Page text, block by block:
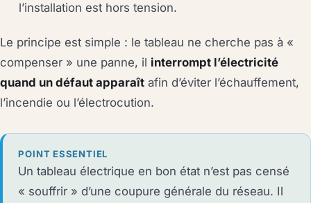
l’installation est hors tension.
Le principe est simple : le tableau ne cherche pas à «
compenser » une panne, il interrompt l’électricité
quand un défaut apparaît afin d’éviter l’échauffement,
l’incendie ou l’électrocution.
POINT ESSENTIEL
Un tableau électrique en bon état n’est pas censé
« souffrir » d’une coupure générale du réseau. Il